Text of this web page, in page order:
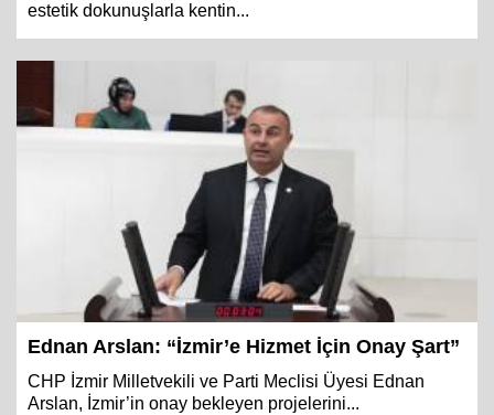
estetik dokunuşlarla kentin...
Ednan Arslan: “İzmir’e Hizmet İçin Onay Şart”
CHP İzmir Milletvekili ve Parti Meclisi Üyesi Ednan
Arslan, İzmir’in onay bekleyen projelerini...